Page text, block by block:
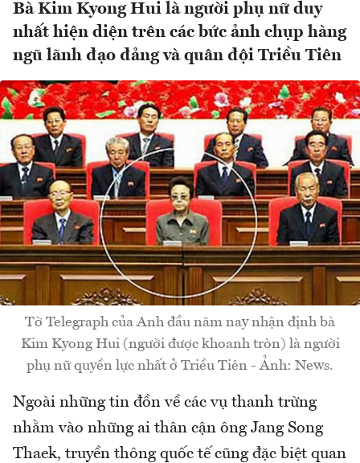
Bà Kim Kyong Hui là người phụ nữ duy
nhất hiện diện trên các bức ảnh chụp hàng
ngũ lãnh đạo đảng và quân đội Triều Tiên
Tờ Telegraph của Anh đầu năm nay nhận định bà
Kim Kyong Hui (người được khoanh tròn) là người
phụ nữ quyền lực nhất ở Triều Tiên - Ảnh: News.
Ngoài những tin đồn về các vụ thanh trừng
nhằm vào những ai thân cận ông Jang Song
Thaek, truyền thông quốc tế cũng đặc biệt quan